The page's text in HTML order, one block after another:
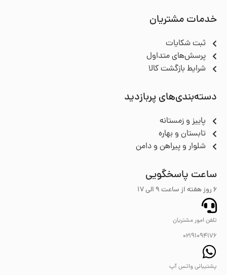
خدمات مشتریان
ثبت شکایات
پرسش‌های متداول
شرایط بازگشت کالا
دسته‌بندی‌های پربازدید
پاییز و زمستانه
تابستان و بهاره
شلوار و پیراهن و دامن
ساعت پاسخگویی
6 روز هفته از ساعت ۹ الی 17
تلفن امور مشتریان
02191094176
پشتیبانی واتس آپ